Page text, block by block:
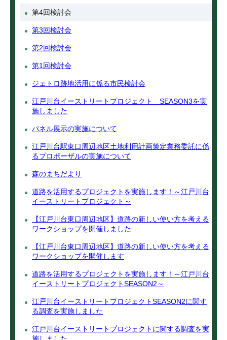
第4回検討会
第3回検討会
第2回検討会
第1回検討会
ジェトロ跡地活用に係る市民検討会
江戸川台イーストリートプロジェクト SEASON3を実
施しました
パネル展示の実施について
江戸川台駅東口周辺地区土地利用計画策定業務委託に係
るプロポーザルの実施について
森のまちだより
道路を活用するプロジェクトを実施します！～江戸川台
イーストリートプロジェクト～
【江戸川台東口周辺地区】道路の新しい使い方を考える
ワークショップを開催しました
【江戸川台東口周辺地区】道路の新しい使い方を考える
ワークショップを開催します
道路を活用するプロジェクトを実施します！～江戸川台
イーストリートプロジェクトSEASON2～
江戸川台イーストリートプロジェクトSEASON2に関す
る調査を実施しました
江戸川台イーストリートプロジェクトに関する調査を実